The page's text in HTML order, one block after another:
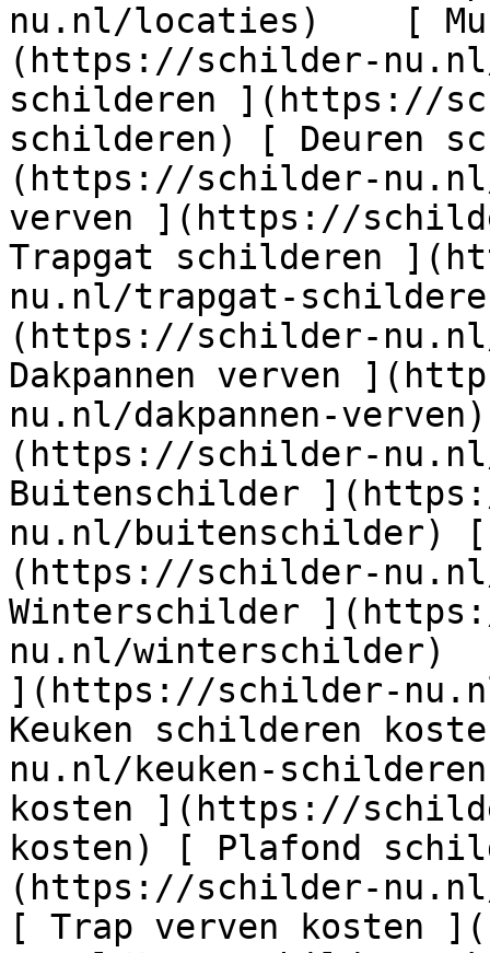
nu.nl/locaties)    [
(https://schilder-
schilderen ](https://
schilderen) [ Deuren
(https://schilder-
verven ](https://
Trapgat schilderen
nu.nl/trapgat-
(https://schilder-
Dakpannen verven
nu.nl/dakpannen-
(https://schilder-
Buitenschilder
nu.nl/buitenschilder)
(https://schilder-
Winterschilder
nu.nl/winterschilder)
](https://schilder-
Keuken schilderen
nu.nl/keuken-
kosten ](https://
kosten) [ Plafond
(https://schilder-
[ Trap verven kosten